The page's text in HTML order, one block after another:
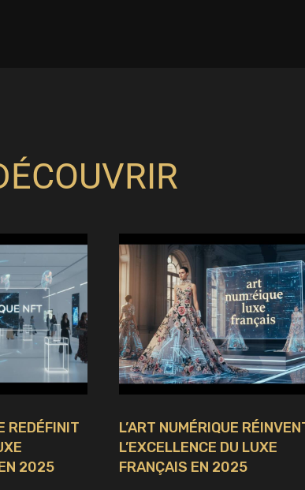
REDÉFINIT
2025
L’ART NUMÉRIQUE
L’EXCELLENCE DU LUXE
FRANÇAIS EN 2025